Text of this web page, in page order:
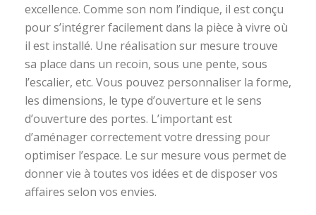
excellence. Comme son nom l’indique, il est conçu
pour s’intégrer facilement dans la pièce à vivre où
il est installé. Une réalisation sur mesure trouve
sa place dans un recoin, sous une pente, sous
l’escalier, etc. Vous pouvez personnaliser la forme,
les dimensions, le type d’ouverture et le sens
d’ouverture des portes. L’important est
d’aménager correctement votre dressing pour
optimiser l’espace. Le sur mesure vous permet de
donner vie à toutes vos idées et de disposer vos
affaires selon vos envies.